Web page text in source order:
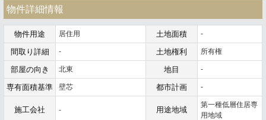
物件詳細情報
物件用途 居住用 土地面積 -
間取り詳細 - 土地権利 所有権
部屋の向き 北東 地目 -
専有面積基準 壁芯 都市計画 -
施工会社 - 用途地域
第一種低層住居専
用地域